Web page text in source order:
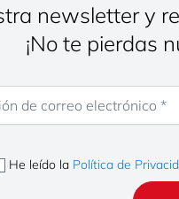
newsletter y
¡No te pierdas
He leído la Política de